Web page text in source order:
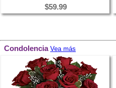
$59.99
Condolencia Vea más